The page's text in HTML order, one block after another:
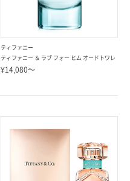
ティファニー
ティファニー ＆ ラブ フォー ヒム オードトワレ
¥14,080～